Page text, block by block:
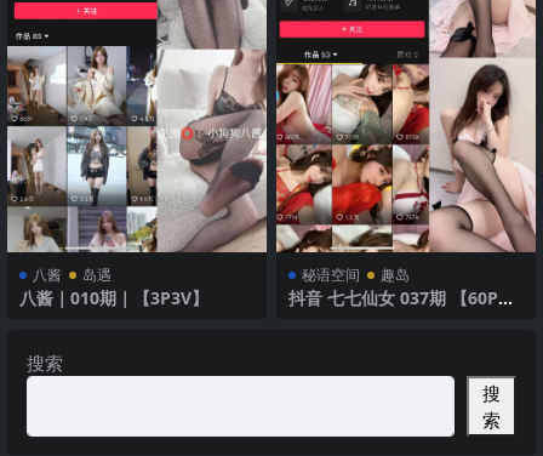
八酱 岛遇
八酱｜010期｜【3P3V】
秘语空间 趣岛
抖音 七七仙女 037期 【60P】
搜索
搜
索